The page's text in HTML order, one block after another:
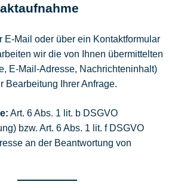
E-Mail oder über ein Kontaktformular
wir die von Ihnen übermittelten
E-Mail-Adresse, Nachrichteninhalt)
Bearbeitung Ihrer Anfrage.
Art. 6 Abs. 1 lit. b DSGVO
bzw. Art. 6 Abs. 1 lit. f DSGVO
an der Beantwortung von